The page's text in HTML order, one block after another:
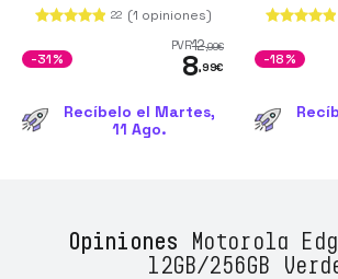
22 (1 opiniones)
PVR12,99€
8,99€
-31%
Recíbelo el Martes,
11 Ago.
-18%
Opiniones Motorola
12GB/256GB